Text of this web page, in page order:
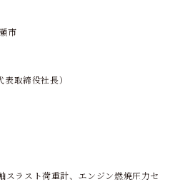
市
取締役社長）
スラスト荷重計、エンジン燃焼圧力セ